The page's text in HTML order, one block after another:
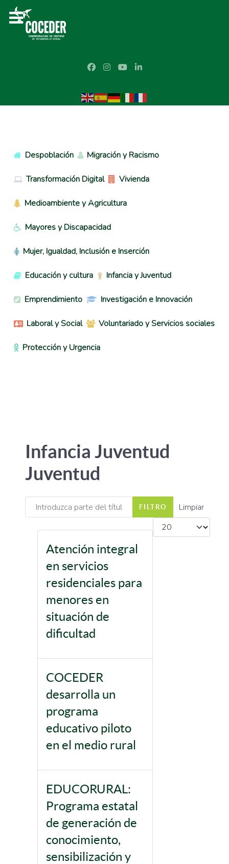
Despoblación Migración y Racismo
Transformación Digital Vivienda
Medioambiente y Agricultura
Mayores y Discapacidad
Mujer, Igualdad, Inclusión e Inserción
Educación y cultura Infancia y Juventud
Emprendimiento Investigación e Innovación
Laboral y Social Voluntariado y Servicios sociales
Protección y Urgencia
Infancia Juventud
Juventud
Introduzca parte del título FILTRO
Limpiar
Cantidad
Atención integral
en servicios
residenciales para
menores en
situación de
dificultad
COCEDER
desarrolla un
programa
educativo piloto
en el medio rural
EDUCORURAL:
Programa estatal
de generación de
conocimiento,
sensibilización y